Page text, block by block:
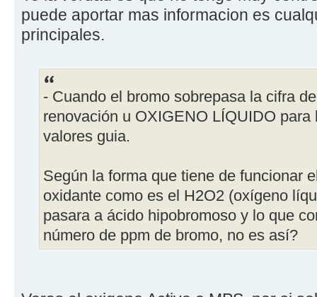
puede aportar mas informacion es
principales.
- Cuando el bromo sobrepasa la cifra
renovación u OXIGENO LÍQUIDO
valores guia.
Según la forma que tiene de funcionar
oxidante como es el H2O2 (oxígeno
pasara a ácido hipobromoso y lo que
número de ppm de bromo, no es así?